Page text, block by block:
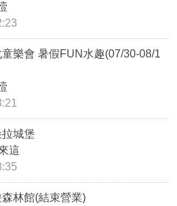
樂會 暑假FUN水趣(07/30-08/1
城堡
這
林館(結束營業)